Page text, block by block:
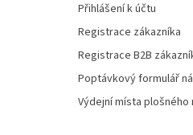
Přihlášení k účtu
Registrace zákazníka
Registrace B2B
Poptávkový formulář
Výdejní místa plošného